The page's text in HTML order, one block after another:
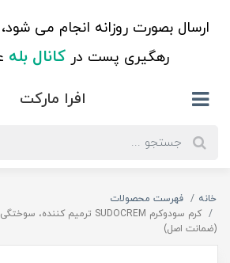
ارسال بصورت روزانه انجام می
رهگیری پست درکانال بله
افرا مارکت
خانه
فهرست محصولات
(ضمانت اصل)